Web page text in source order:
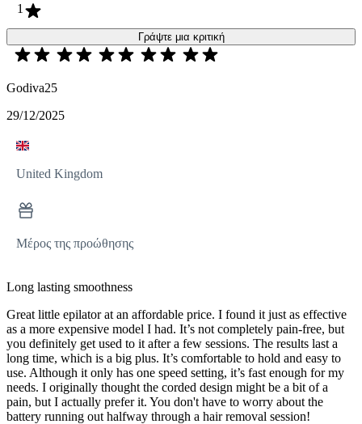
1
Γράψτε μια κριτική
Godiva25
29/12/2025
United Kingdom
Μέρος της προώθησης
Long lasting smoothness
Great little epilator at an affordable price. I found it just as effective
as a more expensive model I had. It’s not completely pain-free, but
you definitely get used to it after a few sessions. The results last a
long time, which is a big plus. It’s comfortable to hold and easy to
use. Although it only has one speed setting, it’s fast enough for my
needs. I originally thought the corded design might be a bit of a
pain, but I actually prefer it. You don't have to worry about the
battery running out halfway through a hair removal session!